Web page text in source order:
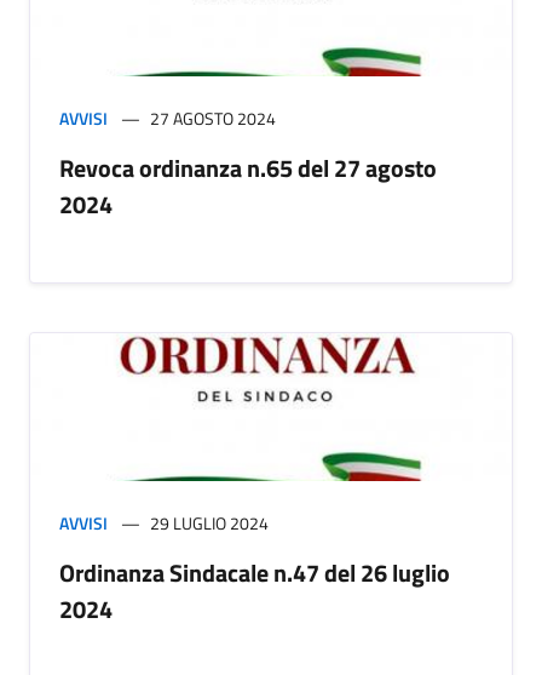
AVVISI 27 AGOSTO 2024
Revoca ordinanza n.65 del 27 agosto
2024
AVVISI 29 LUGLIO 2024
Ordinanza Sindacale n.47 del 26 luglio
2024